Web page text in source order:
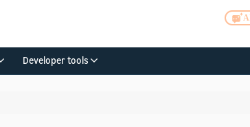
Developer tools